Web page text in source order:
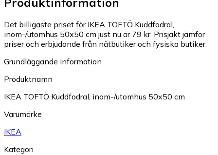
Det billigaste priset för IKEA TOFTÖ Kuddfodral,
inom-/utomhus 50x50 cm just nu är 79 kr. Prisjakt jämför
priser och erbjudande från nätbutiker och fysiska butiker.
Grundläggande information
Produktnamn
IKEA TOFTÖ Kuddfodral, inom-/utomhus 50x50 cm
Varumärke
IKEA
Kategori